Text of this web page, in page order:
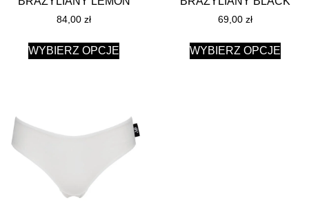
84,00 zł
WYBIERZ OPCJE
69,00 zł
WYBIERZ OPCJE